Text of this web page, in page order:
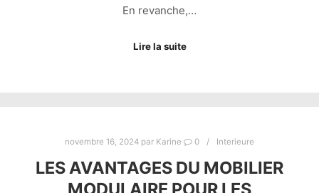
En revanche,…
Lire la suite
novembre 16, 2024 par Karine 0 Interieure
LES AVANTAGES DU MOBILIER